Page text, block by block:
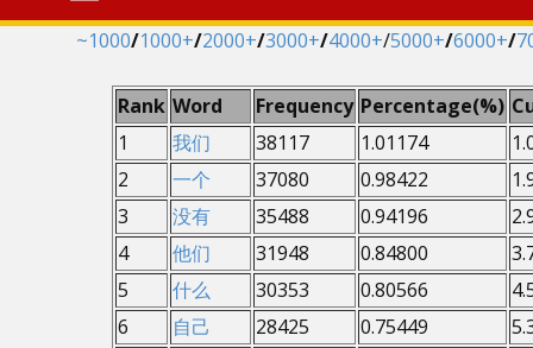
~1000/1000+/2000+/3000+/4000+/5000+/6000+/
Rank Word Frequency Percentage(%)
1
我们 38117 1.01174
2
一个 37080 0.98422
3
没有 35488 0.94196
4
他们 31948 0.84800
5
什么 30353 0.80566
6
自己 28425 0.75449